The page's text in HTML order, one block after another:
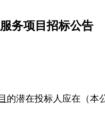
务项目招标公告
的潜在投标人应在（本